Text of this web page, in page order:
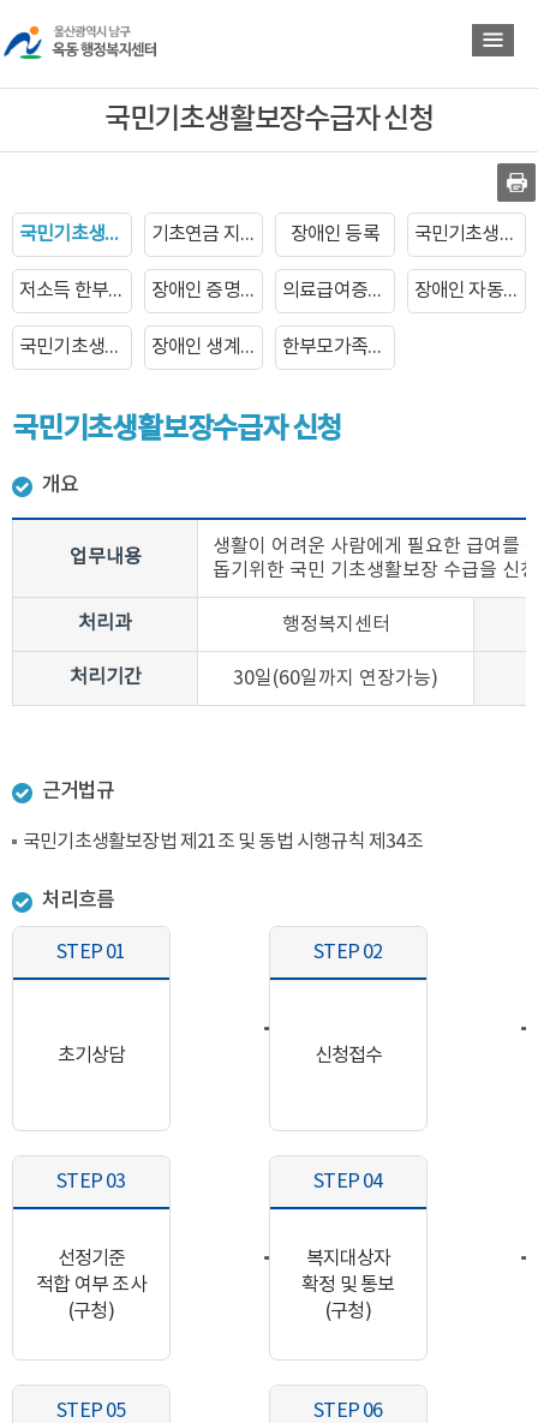
로
가
기
로
가
기
국민기초생활보장수급자 신청
국민기초생활보장수급자 신청 기초연금 지급 장애인 등록 국민기초생활보장수급자 증명서발급
저소득 한부모가족 자녀학비지원 장애인 증명서 발급 의료급여증명서 발급 장애인 자동차 표지 발급
국민기초생활보장수급자 장제비지급 장애인 생계보조 수당지급 한부모가족복지급여 신청
국민기초생활보장수급자 신청
개요
업무내용
생활이 어려운 사람에게 필요한 급여를
돕기위한 국민 기초생활보장 수급을 신
처리과 행정복지센터
처리기간 30일(60일까지 연장가능)
근거법규
국민기초생활보장법 제21조 및 동법 시행규칙 제34조
처리흐름
STEP 01
초기상담
STEP 02
신청접수
STEP 03
선정기준
적합 여부 조사
(구청)
STEP 04
복지대상자
확정 및 통보
(구청)
STEP 05 STEP 06